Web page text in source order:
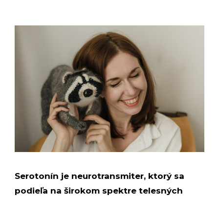
Serotonín je neurotransmiter, ktorý sa
podieľa na širokom spektre telesných